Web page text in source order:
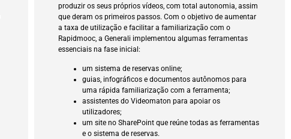
produzir os seus próprios vídeos, com total autonomia, assim
que deram os primeiros passos. Com o objetivo de aumentar
a taxa de utilização e facilitar a familiarização com o
Rapidmooc, a Generali implementou algumas ferramentas
essenciais na fase inicial:
um sistema de reservas online;
guias, infográficos e documentos autônomos para
uma rápida familiarização com a ferramenta;
assistentes do Videomaton para apoiar os
utilizadores;
um site no SharePoint que reúne todas as ferramentas
e o sistema de reservas.